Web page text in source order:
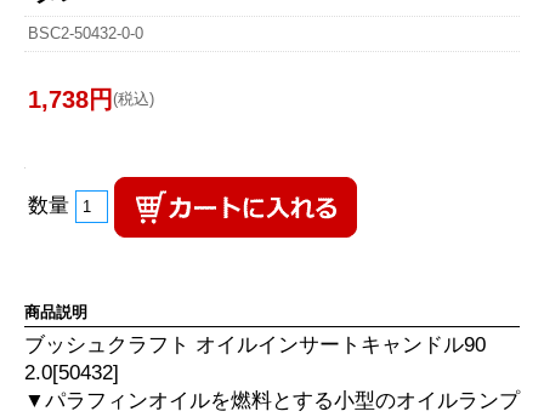
BSC2-50432-0-0
1,738円 (税込)
数量
商品説明
ブッシュクラフト オイルインサートキャンドル90
2.0[50432]
▼パラフィンオイルを燃料とする小型のオイルランプ